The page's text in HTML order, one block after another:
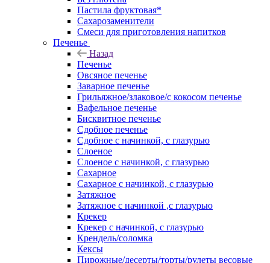
Пастила фруктовая*
Сахарозаменители
Смеси для приготовления напитков
Печенье
Назад
Печенье
Овсяное печенье
Заварное печенье
Грильяжное/злаковое/с кокосом печенье
Вафельное печенье
Бисквитное печенье
Сдобное печенье
Сдобное с начинкой, с глазурью
Слоеное
Слоеное с начинкой, с глазурью
Сахарное
Сахарное с начинкой, с глазурью
Затяжное
Затяжное с начинкой ,с глазурью
Крекер
Крекер с начинкой, с глазурью
Крендель/соломка
Кексы
Пирожные/десерты/торты/рулеты весовые